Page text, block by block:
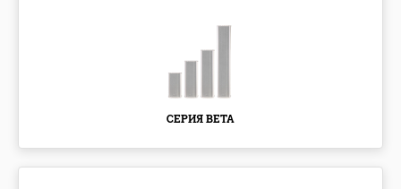
СЕРИЯ BETA